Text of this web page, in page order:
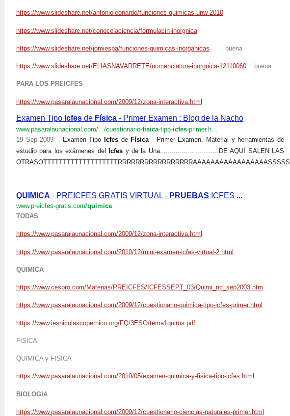
https://www.slideshare.net/antonioleonardo/funciones-quimicas-unw-2010
https://www.slideshare.net/conocelaciencia/formulacin-inorgnica
https://www.slideshare.net/jomiespa/funciones-quimicas-inorganicas buena
https://www.slideshare.net/ELIASNAVARRETE/nomenclatura-inorgnica-12110060 buena
PARA LOS PREICFES
https://www.pasaralaunacional.com/2009/12/zona-interactiva.html
Examen Tipo Icfes de Física - Primer Examen : Blog de la Nacho
www.pasaralaunacional.com/.../cuestionario-fisica-tipo-icfes-primer.h...
19 Sep 2009 – Examen Tipo Icfes de Física - Primer Examen. Material y herramientas de
estudio para los exámenes del
Icfes y de la Una..............................DE AQUÍ SALEN LAS
OTRASOTTTTTTTTTTTTTTTTTTTRRRRRRRRRRRRRRRRRAAAAAAAAAAAAAAAAASSSSS
QUIMICA - PREICFES GRATIS VIRTUAL - PRUEBAS ICFES ...
www.preicfes-gratis.com/quimica
TODAS
https://www.pasaralaunacional.com/2009/12/zona-interactiva.html
https://www.pasaralaunacional.com/2010/12/mini-examen-icfes-virtual-2.html
QUIMICA
https://www.cespro.com/Materias/PREICFES/ICFESSEPT_03/Quimi_nc_sep2003.htm
https://www.pasaralaunacional.com/2009/12/cuestionario-quimica-tipo-icfes-primer.html
https://www.iesnicolascopernico.org/FQ/3ESO/tema1quiros.pdf
FISICA
QUIMICA y FISICA
https://www.pasaralaunacional.com/2010/05/examen-quimica-y-fisica-tipo-icfes.html
BIOLOGIA
https://www.pasaralaunacional.com/2009/12/cuestionario-ciencias-naturales-primer.html